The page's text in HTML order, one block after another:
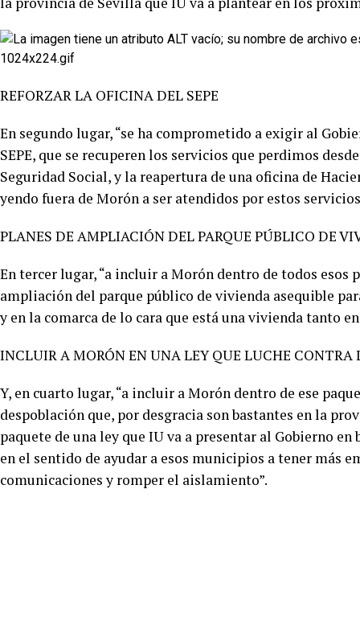
REFORZAR LA OFICINA DEL SEPE
En segundo lugar, “se ha comprometido a exigir al
SEPE, que se recuperen los servicios que perdimos
Seguridad Social, y la reapertura de una oficina de
yendo fuera de Morón a ser atendidos por estos
PLANES DE AMPLIACIÓN DEL PARQUE PÚBLICO DE
En tercer lugar, “a incluir a Morón dentro de todos esos
ampliación del parque público de vivienda asequible
y en la comarca de lo cara que está una vivienda tanto
INCLUIR A MORÓN EN UNA LEY QUE LUCHE CONTRA
Y, en cuarto lugar, “a incluir a Morón dentro de ese
despoblación que, por desgracia son bastantes en la
paquete de una ley que IU va a presentar al Gobierno
en el sentido de ayudar a esos municipios a tener más
comunicaciones y romper el aislamiento”.